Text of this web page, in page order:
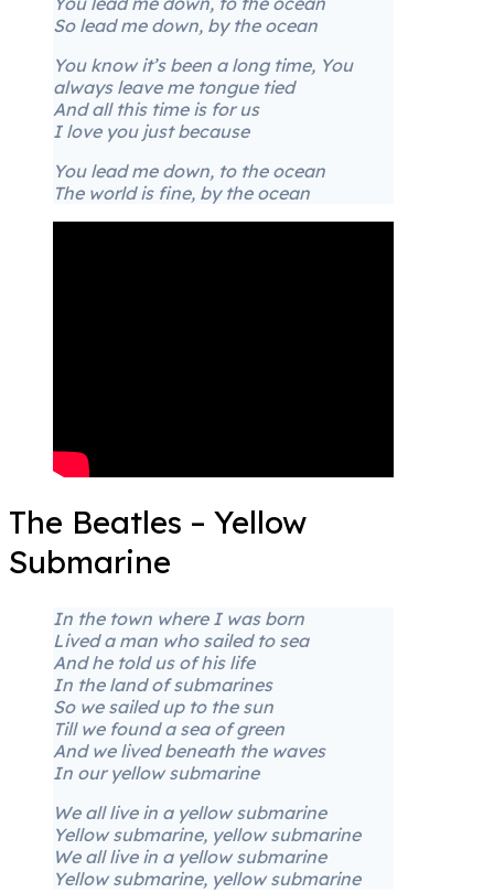
So lead me down, by the ocean
You know it’s been a long time, You
always leave me tongue tied
And all this time is for us
I love you just because
You lead me down, to the ocean
The world is fine, by the ocean
The Beatles – Yellow
Submarine
In the town where I was born
Lived a man who sailed to sea
And he told us of his life
In the land of submarines
So we sailed up to the sun
Till we found a sea of green
And we lived beneath the waves
In our yellow submarine
We all live in a yellow submarine
Yellow submarine, yellow submarine
We all live in a yellow submarine
Yellow submarine, yellow submarine